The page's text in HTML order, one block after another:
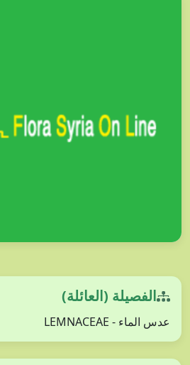
الفصيلة (العائلة)
عدس الماء - LEMNACEAE